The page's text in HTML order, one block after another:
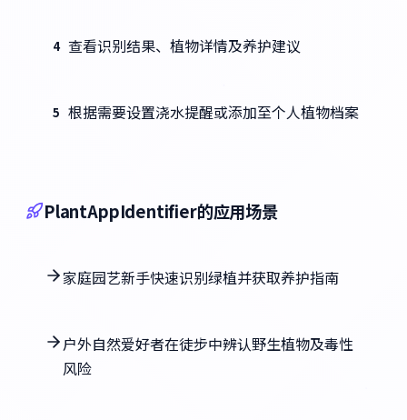
4 查看识别结果、植物详情及养护建议
5 根据需要设置浇水提醒或添加至个人植物档案
PlantAppIdentifier的应用场景
家庭园艺新手快速识别绿植并获取养护指南
户外自然爱好者在徒步中辨认野生植物及毒性
风险